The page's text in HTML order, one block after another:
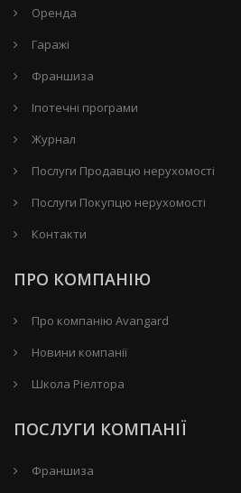
Оренда
Гаражі
Франшиза
Іпотечні програми
Журнал
Послуги Продавцю нерухомості
Послуги Покупцю нерухомості
Контакти
ПРО КОМПАНІЮ
Про компанію Avangard
Новини компанії
Школа Ріелтора
ПОСЛУГИ КОМПАНІЇ
Франшиза